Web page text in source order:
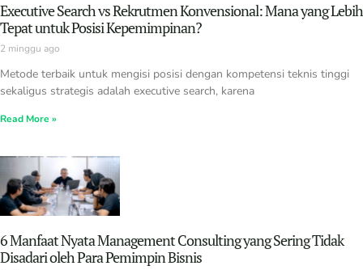
Executive Search vs Rekrutmen Konvensional: Mana yang Lebih
Tepat untuk Posisi Kepemimpinan?
2 minggu ago
Metode terbaik untuk mengisi posisi dengan kompetensi teknis tinggi
sekaligus strategis adalah executive search, karena
Read More »
6 Manfaat Nyata Management Consulting yang Sering Tidak
Disadari oleh Para Pemimpin Bisnis